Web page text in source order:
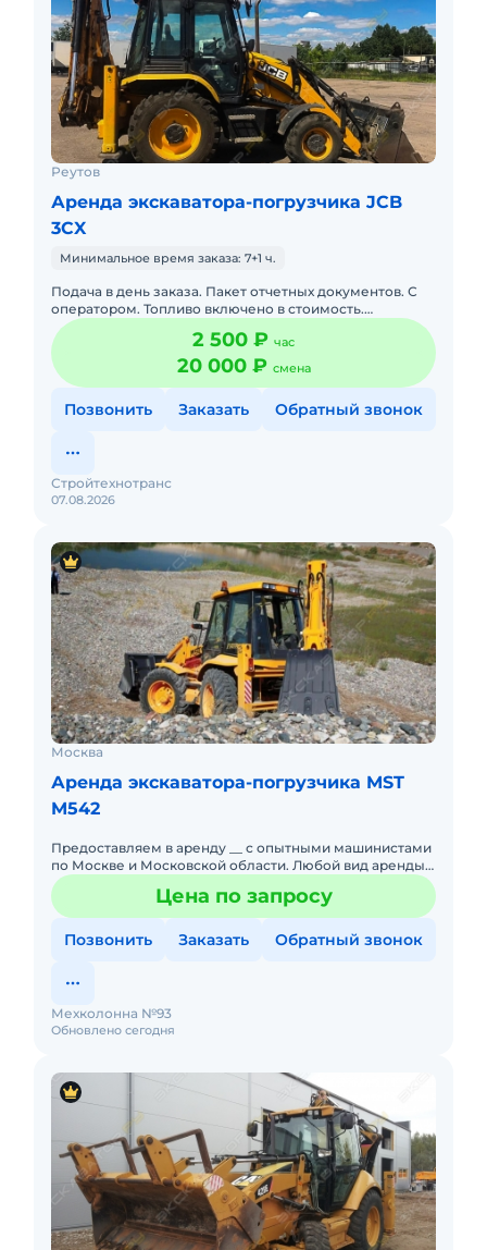
Реутов
Аренда экскаватора-погрузчика JCB
3CX
Минимальное время заказа: 7+1 ч.
Подача в день заказа. Пакет отчетных документов. С
оператором. Топливо включено в стоимость.
Долгосрочная аренда. Краткосрочная аренда. Техника
с малой наработк
2 500 ₽ час
20 000 ₽ смена
Позвонить Заказать Обратный звонок
07.08.2026
Стройтехнотранс
Москва
Аренда экскаватора-погрузчика MST
M542
Предоставляем в аренду __ с опытными машинистами
по Москве и Московской области. Любой вид аренды.
Долгосрочный, краткосрочный (почасовой,
посменный). При долгоЦена по запросу
Позвонить Заказать Обратный звонок
Обновлено сегодня
Мехколонна №93